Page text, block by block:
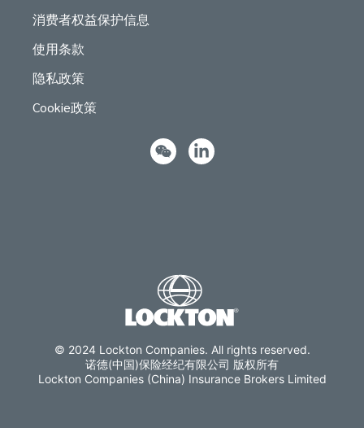
消费者权益保护信息
使用条款
隐私政策
Cookie政策
© 2024 Lockton Companies. All rights reserved.
诺德(中国)保险经纪有限公司 版权所有
Lockton Companies (China) Insurance Brokers Limited